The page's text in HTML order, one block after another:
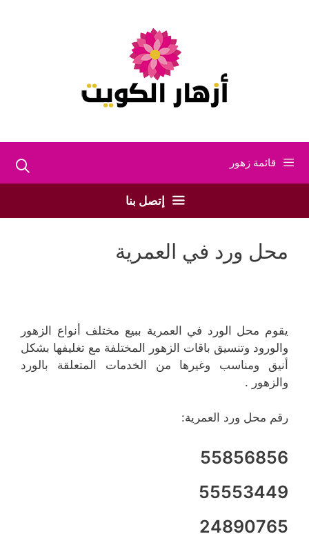
قائمة زهور
إتصل بنا
محل ورد في العمرية
يقوم محل الورد في العمرية ببيع مختلف أنواع الزهور
والورود وتنسيق باقات الزهور المختلفة مع تغليفها بشكل
أنيق ومناسب وغيرها من الخدمات المتعلقة بالورد
والزهور .
رقم محل ورد العمرية:
55856856
55553449
24890765